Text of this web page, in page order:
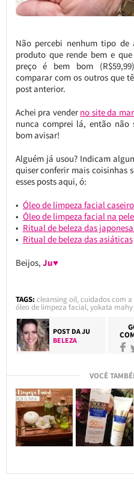
Não percebi nenhum tipo
produto que rende bem e
preço é bem bom
comparar com os outros que
post anterior.
Achei pra vender no site da
nunca comprei lá, então não
bom avisar!
Alguém já usou? Indicam
quiser conferir mais coisinhas
esses posts aqui, ó:
Óleo de limpeza facial caseiro
Óleo de limpeza facial na
Ritual de beleza das
Ritual de beleza das asiáticas
Beijos, Ju♥
TAGS: cleansing oil,cuidados com a
óleo de limpeza facial,yokata mahy
POST DAJU
BELEZA
VOCÊ